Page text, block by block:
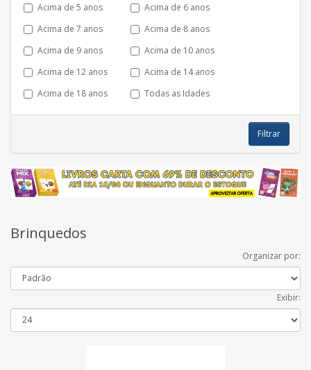
Acima de 5 anos
Acima de 6 anos
Acima de 7 anos
Acima de 8 anos
Acima de 9 anos
Acima de 10 anos
Acima de 12 anos
Acima de 14 anos
Acima de 18 anos
Todas as Idades
Filtrar
Brinquedos
Organizar por:
Exibir: